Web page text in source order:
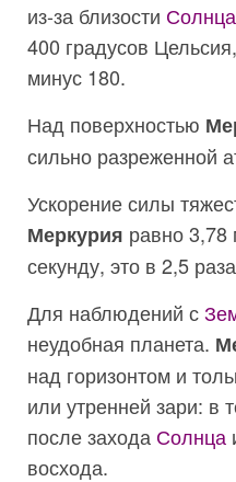
из-за близости Солнца
400 градусов
минус 180.
Над поверхностью
сильно разреженной
Ускорение силы
Меркурия равно 3,78
секунду, это в 2,5
Для наблюдений с
неудобная планета.
над горизонтом и
или утренней зари: в
после захода Солнца
восхода.